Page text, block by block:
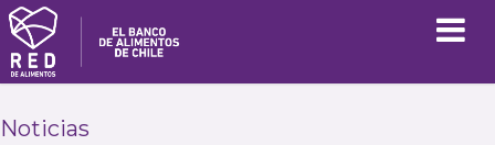
Noticias